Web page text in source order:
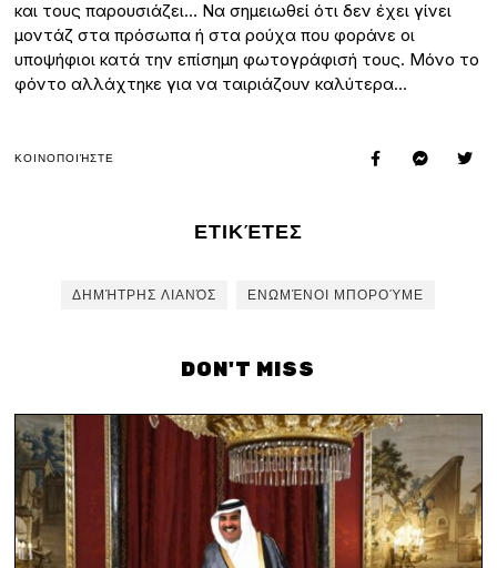
και τους παρουσιάζει… Να σημειωθεί ότι δεν έχει γίνει
μοντάζ στα πρόσωπα ή στα ρούχα που φοράνε οι
υποψήφιοι κατά την επίσημη φωτογράφισή τους. Μόνο το
φόντο αλλάχτηκε για να ταιριάζουν καλύτερα…
ΚΟΙΝΟΠΟΙΉΣΤΕ
ΕΤΙΚΈΤΕΣ
ΔΗΜΉΤΡΗΣ ΛΙΑΝΌΣ ΕΝΩΜΈΝΟΙ ΜΠΟΡΟΎΜΕ
DON'T MISS